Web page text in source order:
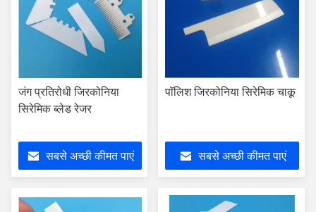
जंग प्रतिरोधी जिरकोनिया
सिरेमिक ब्लेड रेजर
सबसे अच्छी कीमत पाएं
पॉलिश जिरकोनिया सिरेमिक चाकू
सबसे अच्छी कीमत पाएं